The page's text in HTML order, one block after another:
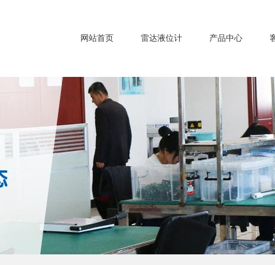
网站首页 雷达液位计 产品中心